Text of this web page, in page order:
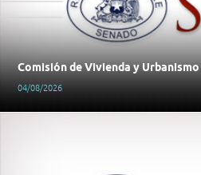
Comisión de Vivienda y Urbanismo
04/08/2026